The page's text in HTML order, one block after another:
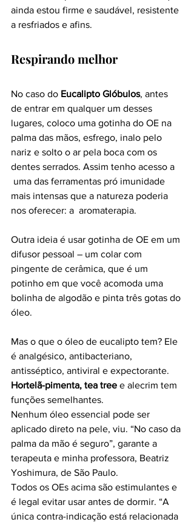
ainda estou firme e saudável, resistente
a resfriados e afins.
Respirando melhor
No caso do Eucalipto Glóbulos, antes
de entrar em qualquer um desses
lugares, coloco uma gotinha do OE na
palma das mãos, esfrego, inalo pelo
nariz e solto o ar pela boca com os
dentes serrados. Assim tenho acesso a
uma das ferramentas pró imunidade
mais intensas que a natureza poderia
nos oferecer: a  aromaterapia.
Outra ideia é usar gotinha de OE em um
difusor pessoal – um colar com
pingente de cerâmica, que é um
potinho em que você acomoda uma
bolinha de algodão e pinta três gotas do
óleo.
Mas o que o óleo de eucalipto tem? Ele
é analgésico, antibacteriano,
antisséptico, antiviral e expectorante.
Hortelã-pimenta, tea tree e alecrim tem
funções semelhantes.
Nenhum óleo essencial pode ser
aplicado direto na pele, viu. “No caso da
palma da mão é seguro”, garante a
terapeuta e minha professora, Beatriz
Yoshimura, de São Paulo.
Todos os OEs acima são estimulantes e
é legal evitar usar antes de dormir. “A
única contra-indicação está relacionada